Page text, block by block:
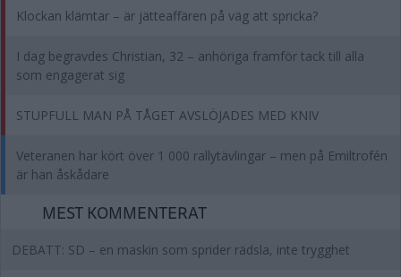
Klockan klämtar – är jätteaffären på väg att spricka?
I dag begravdes Christian, 32 – anhöriga framför tack till alla
som engagerat sig
STUPFULL MAN PÅ TÅGET AVSLÖJADES MED KNIV
Veteranen har kört över 1 000 rallytävlingar – men på Emiltrofén
är han åskådare
MEST KOMMENTERAT
DEBATT: SD – en maskin som sprider rädsla, inte trygghet